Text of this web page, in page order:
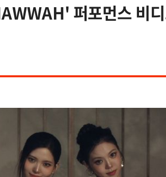
퍼포먼스 비